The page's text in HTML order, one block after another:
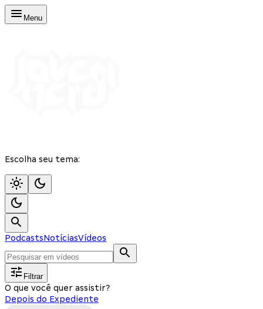
Menu
Escolha seu tema:
PodcastsNotíciasVídeos
Filtrar
O que você quer assistir?
Depois do Expediente